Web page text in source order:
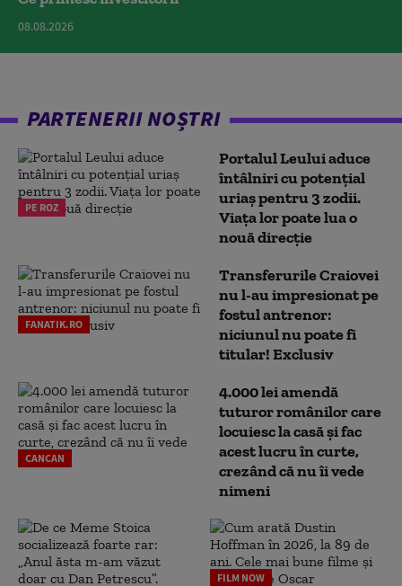
08.08.2026
PARTENERII NOȘTRI
PE ROZ
Portalul Leului aduce
întâlniri cu potențial
uriaș pentru 3 zodii.
Viața lor poate lua o
nouă direcție
FANATIK.RO
Transferurile Craiovei
nu l-au impresionat pe
fostul antrenor:
niciunul nu poate fi
titular! Exclusiv
CANCAN
4.000 lei amendă
tuturor românilor care
locuiesc la casă și fac
acest lucru în curte,
crezând că nu îi vede
nimeni
FILM NOW